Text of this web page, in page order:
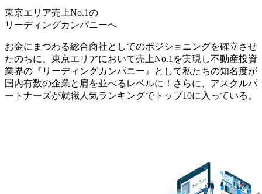
東京エリア売上No.1の
リーディングカンパニーへ
お金にまつわる総合商社としてのポジショニングを確立させ
たのちに、東京エリアにおいて売上No.1を実現し不動産投資
業界の『リーディングカンパニー』として私たちの知名度が
国内有数の企業と肩を並べるレベルに！さらに、アスクルパ
ートナーズが就職人気ランキングでトップ10に入っている。